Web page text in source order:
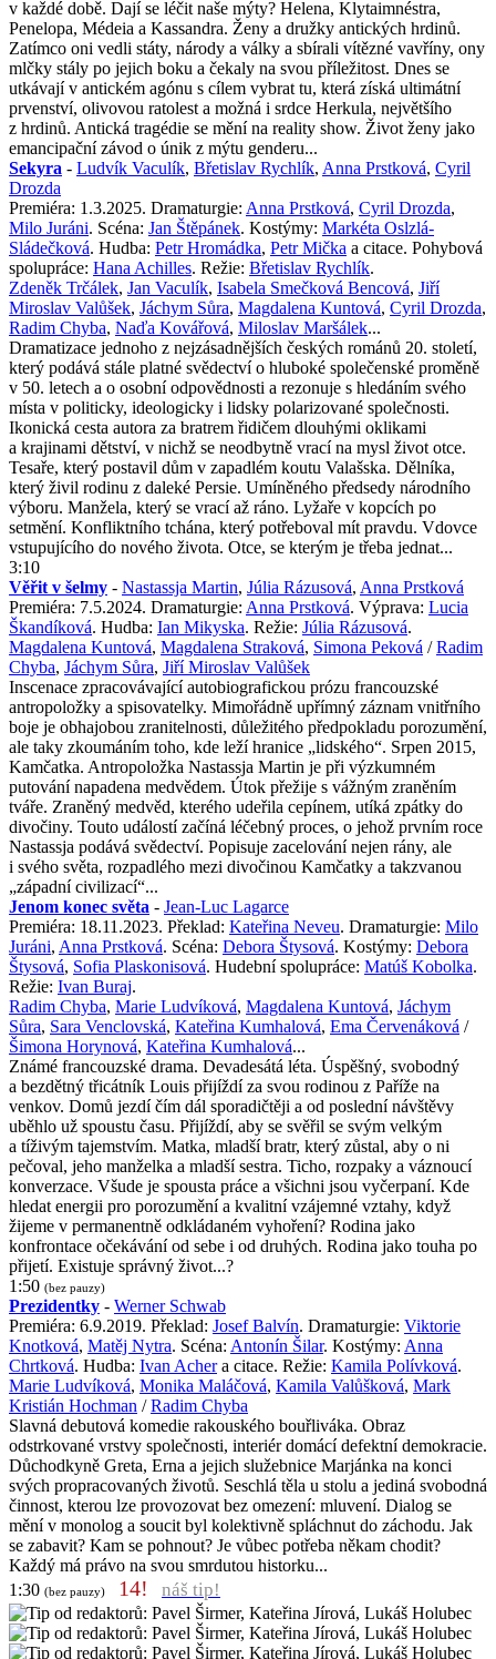
v každé době. Dají se léčit naše mýty? Helena, Klytaimnéstra,
Penelopa, Médeia a Kassandra. Ženy a družky antických hrdinů.
Zatímco oni vedli státy, národy a války a sbírali vítězné vavříny, ony
mlčky stály po jejich boku a čekaly na svou příležitost. Dnes se
utkávají v antickém agónu s cílem vybrat tu, která získá ultimátní
prvenství, olivovou ratolest a možná i srdce Herkula, největšího
z hrdinů. Antická tragédie se mění na reality show. Život ženy jako
emancipační závod o únik z mýtu genderu...
Sekyra - Ludvík Vaculík, Břetislav Rychlík, Anna Prstková, Cyril
Drozda
Premiéra: 1.3.2025. Dramaturgie: Anna Prstková, Cyril Drozda,
Milo Juráni. Scéna: Jan Štěpánek. Kostýmy: Markéta Oslzlá-
Sládečková. Hudba: Petr Hromádka, Petr Mička a citace. Pohybová
spolupráce: Hana Achilles. Režie: Břetislav Rychlík.
Zdeněk Trčálek, Jan Vaculík, Isabela Smečková Bencová, Jiří
Miroslav Valůšek, Jáchym Sůra, Magdalena Kuntová, Cyril Drozda,
Radim Chyba, Naďa Kovářová, Miloslav Maršálek...
Dramatizace jednoho z nejzásadnějších českých románů 20. století,
který podává stále platné svědectví o hluboké společenské proměně
v 50. letech a o osobní odpovědnosti a rezonuje s hledáním svého
místa v politicky, ideologicky i lidsky polarizované společnosti.
Ikonická cesta autora za bratrem řidičem dlouhými oklikami
a krajinami dětství, v nichž se neodbytně vrací na mysl život otce.
Tesaře, který postavil dům v zapadlém koutu Valašska. Dělníka,
který živil rodinu z daleké Persie. Umíněného předsedy národního
výboru. Manžela, který se vrací až ráno. Lyžaře v kopcích po
setmění. Konfliktního tchána, který potřeboval mít pravdu. Vdovce
vstupujícího do nového života. Otce, se kterým je třeba jednat...
3:10
Věřit v šelmy - Nastassja Martin, Júlia Rázusová, Anna Prstková
Premiéra: 7.5.2024. Dramaturgie: Anna Prstková. Výprava: Lucia
Škandíková. Hudba: Ian Mikyska. Režie: Júlia Rázusová.
Magdalena Kuntová, Magdalena Straková, Simona Peková /Radim
Chyba, Jáchym Sůra, Jiří Miroslav Valůšek
Inscenace zpracovávající autobiografickou prózu francouzské
antropoložky a spisovatelky. Mimořádně upřímný záznam vnitřního
boje je obhajobou zranitelnosti, důležitého předpokladu porozumění,
ale taky zkoumáním toho, kde leží hranice „lidského“. Srpen 2015,
Kamčatka. Antropoložka Nastassja Martin je při výzkumném
putování napadena medvědem. Útok přežije s vážným zraněním
tváře. Zraněný medvěd, kterého udeřila cepínem, utíká zpátky do
divočiny. Touto událostí začíná léčebný proces, o jehož prvním roce
Nastassja podává svědectví. Popisuje zacelování nejen rány, ale
i svého světa, rozpadlého mezi divočinou Kamčatky a takzvanou
„západní civilizací“...
Jenom konec světa - Jean-Luc Lagarce
Premiéra: 18.11.2023. Překlad: Kateřina Neveu. Dramaturgie: Milo
Juráni, Anna Prstková. Scéna: Debora Štysová. Kostýmy: Debora
Štysová, Sofia Plaskonisová. Hudební spolupráce: Matúš Kobolka.
Režie: Ivan Buraj.
Radim Chyba, Marie Ludvíková, Magdalena Kuntová, Jáchym
Sůra, Sara Venclovská, Kateřina Kumhalová, Ema Červenáková /
Šimona Horynová, Kateřina Kumhalová...
Známé francouzské drama. Devadesátá léta. Úspěšný, svobodný
a bezdětný třicátník Louis přijíždí za svou rodinou z Paříže na
venkov. Domů jezdí čím dál sporadičtěji a od poslední návštěvy
uběhlo už spoustu času. Přijíždí, aby se svěřil se svým velkým
a tíživým tajemstvím. Matka, mladší bratr, který zůstal, aby o ni
pečoval, jeho manželka a mladší sestra. Ticho, rozpaky a váznoucí
konverzace. Všude je spousta práce a všichni jsou vyčerpaní. Kde
hledat energii pro porozumění a kvalitní vzájemné vztahy, když
žijeme v permanentně odkládaném vyhoření? Rodina jako
konfrontace očekávání od sebe i od druhých. Rodina jako touha po
přijetí. Existuje správný život...?
1:50 (bez pauzy)
Prezidentky - Werner Schwab
Premiéra: 6.9.2019. Překlad: Josef Balvín. Dramaturgie: Viktorie
Knotková, Matěj Nytra. Scéna: Antonín Šilar. Kostýmy: Anna
Chrtková. Hudba: Ivan Achera citace. Režie: Kamila Polívková.
Marie Ludvíková, Monika Maláčová, Kamila Valůšková, Mark
Kristián Hochman /Radim Chyba
Slavná debutová komedie rakouského bouřliváka. Obraz
odstrkované vrstvy společnosti, interiér domácí defektní demokracie.
Důchodkyně Greta, Erna a jejich služebnice Marjánka na konci
svých propracovaných životů. Seschlá těla u stolu a jediná svobodná
činnost, kterou lze provozovat bez omezení: mluvení. Dialog se
mění v monolog a soucit byl kolektivně spláchnut do záchodu. Jak
se zabavit? Kam se pohnout? Je vůbec potřeba někam chodit?
Každý má právo na svou smrdutou historku...
1:30 (bez pauzy) 14! náš tip!